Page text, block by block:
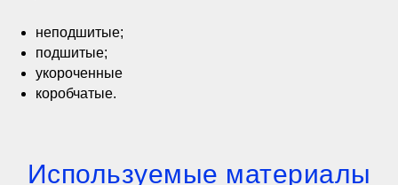
неподшитые;
подшитые;
укороченные
коробчатые.
Используемые материалы